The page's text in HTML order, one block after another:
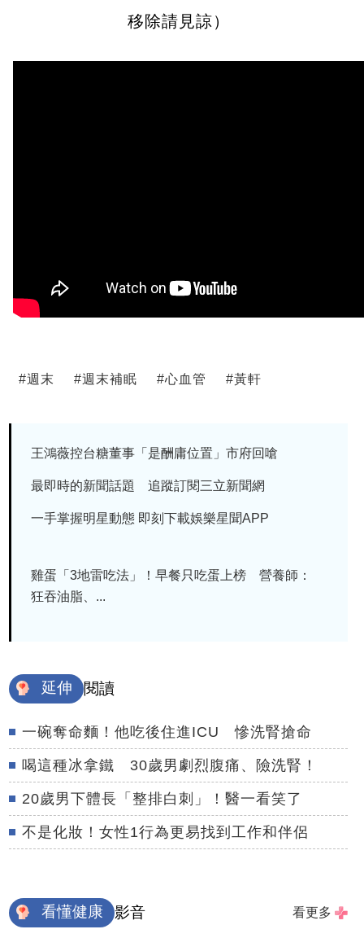
移除請見諒）
#週末 #週末補眠 #心血管 #黃軒
王鴻薇控台糖董事「是酬庸位置」市府回嗆
最即時的新聞話題 追蹤訂閱三立新聞網
一手掌握明星動態 即刻下載娛樂星聞APP
雞蛋「3地雷吃法」！早餐只吃蛋上榜 營養師：
狂吞油脂、...
延伸 閱讀
一碗奪命麵！他吃後住進ICU 慘洗腎搶命
喝這種冰拿鐵 30歲男劇烈腹痛、險洗腎！
20歲男下體長「整排白刺」！醫一看笑了
不是化妝！女性1行為更易找到工作和伴侶
看懂健康 影音 看更多